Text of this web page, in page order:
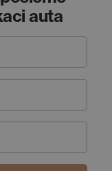
auta